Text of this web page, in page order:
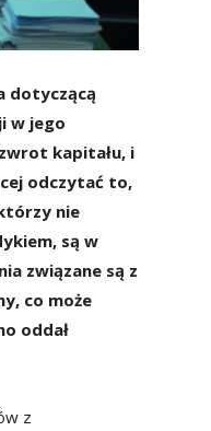
dotyczącą
w jego
kapitału, i
odczytać to,
nie
są w
związane są z
co może
oddał
z